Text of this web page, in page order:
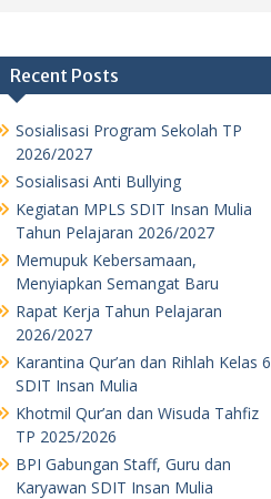
Recent Posts
Sosialisasi Program Sekolah TP
2026/2027
Sosialisasi Anti Bullying
Kegiatan MPLS SDIT Insan Mulia
Tahun Pelajaran 2026/2027
Memupuk Kebersamaan,
Menyiapkan Semangat Baru
Rapat Kerja Tahun Pelajaran
2026/2027
Karantina Qur’an dan Rihlah Kelas 6
SDIT Insan Mulia
Khotmil Qur’an dan Wisuda Tahfiz
TP 2025/2026
BPI Gabungan Staff, Guru dan
Karyawan SDIT Insan Mulia